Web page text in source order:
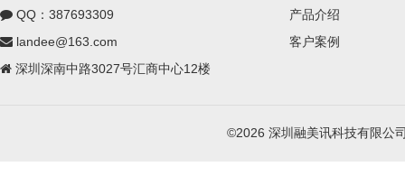
QQ：387693309
landee@163.com
深圳深南中路3027号汇商中心12楼
产品介绍
客户案例
©2026 深圳融美讯科技有限公